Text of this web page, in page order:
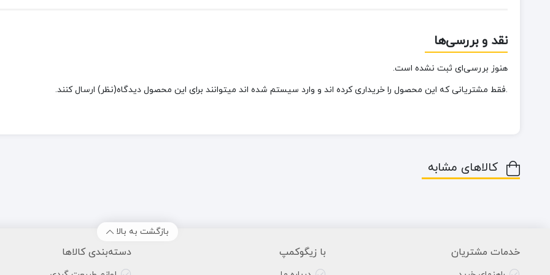
نقد و بررسی‌ها
هنوز بررسی‌ای ثبت نشده است.
.فقط مشتریانی که این محصول را خریداری کرده اند و وارد سیستم شده اند میتوانند برای این محصول دیدگاه(نظر) ارسال کنند.
کالاهای مشابه
بازگشت به بالا
خدمات مشتریان با زیگوکمپ دسته‌بندی کالاها